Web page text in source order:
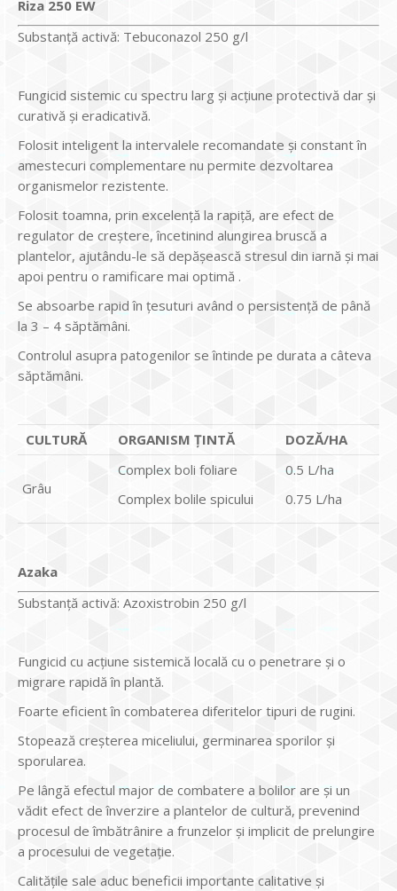
Riza 250 EW
Substanță activă: Tebuconazol 250 g/l
Fungicid sistemic cu spectru larg și acţiune protectivă dar și
curativă şi eradicativă.
Folosit inteligent la intervalele recomandate şi constant în
amestecuri complementare nu permite dezvoltarea
organismelor rezistente.
Folosit toamna, prin excelenţă la rapiţă, are efect de
regulator de creştere, încetinind alungirea bruscă a
plantelor, ajutându-le să depăşească stresul din iarnă şi mai
apoi pentru o ramificare mai optimă .
Se absoarbe rapid în țesuturi având o persistență de până
la 3 – 4 săptămâni.
Controlul asupra patogenilor se întinde pe durata a câteva
săptămâni.
CULTURĂ ORGANISM ȚINTĂ DOZĂ/HA
Grâu
Complex boli foliare
Complex bolile spicului
0.5 L/ha
0.75 L/ha
Azaka
Substanță activă: Azoxistrobin 250 g/l
Fungicid cu acțiune sistemică locală cu o penetrare și o
migrare rapidă în plantă.
Foarte eficient în combaterea diferitelor tipuri de rugini.
Stopează creșterea miceliului, germinarea sporilor și
sporularea.
Pe lângă efectul major de combatere a bolilor are și un
vădit efect de înverzire a plantelor de cultură, prevenind
procesul de îmbătrânire a frunzelor și implicit de prelungire
a procesului de vegetație.
Calitățile sale aduc beneficii importante calitative și